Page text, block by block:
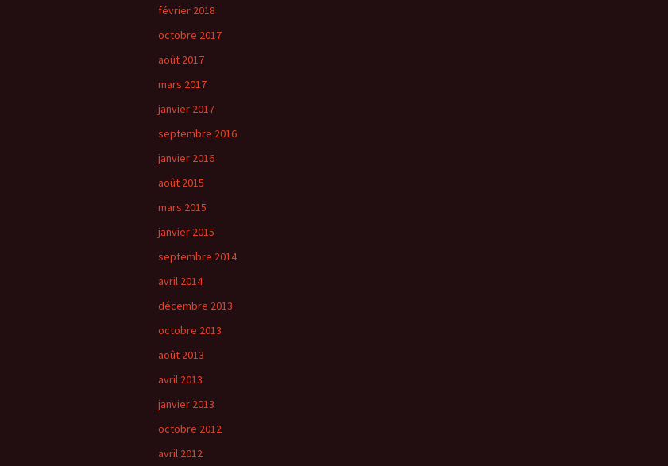
février 2018
octobre 2017
août 2017
mars 2017
janvier 2017
septembre 2016
janvier 2016
août 2015
mars 2015
janvier 2015
septembre 2014
avril 2014
décembre 2013
octobre 2013
août 2013
avril 2013
janvier 2013
octobre 2012
avril 2012